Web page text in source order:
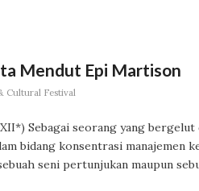
Mendut Epi Martison
Cultural Festival
Sebagai seorang yang bergelut
bidang konsentrasi manajemen
seni pertunjukan maupun